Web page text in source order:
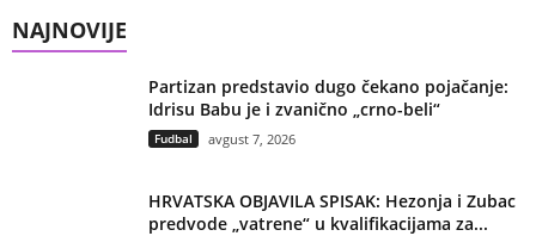
NAJNOVIJE
Partizan predstavio dugo čekano pojačanje:
Idrisu Babu je i zvanično „crno-beli“
Fudbal avgust 7, 2026
HRVATSKA OBJAVILA SPISAK: Hezonja i Zubac
predvode „vatrene“ u kvalifikacijama za...